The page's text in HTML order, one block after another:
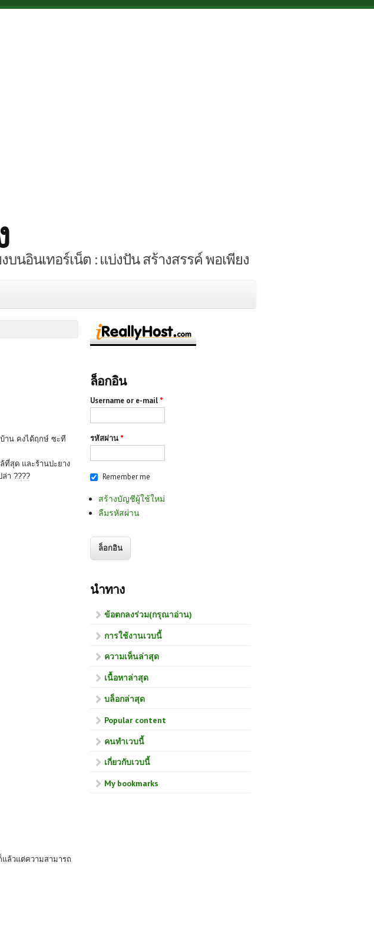
นอินเทอร์เน็ต : แบ่งปัน สร้างสรรค์ พอเพียง
าน คงได้ฤกษ์ ซะที
ที่สุด และร้านปะยาง
า ????
แล้วแต่ความสามารถ
ล็อกอิน
Username or e-mail *
รหัสผ่าน *
Remember me
สร้างบัญชีผู้ใช้ใหม่
ลืมรหัสผ่าน
นำทาง
ข้อตกลงร่วม(กรุณาอ่าน)
การใช้งานเวบนี้
ความเห็นล่าสุด
เนื้อหาล่าสุด
บล็อกล่าสุด
Popular content
คนทำเวบนี้
เกี่ยวกับเวบนี้
My bookmarks